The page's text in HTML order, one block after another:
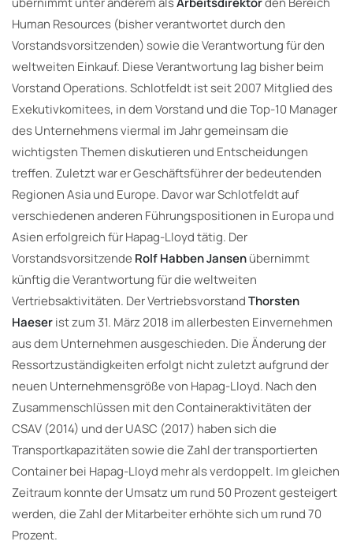
Human Resources (bisher verantwortet durch den
Vorstandsvorsitzenden) sowie die Verantwortung für den
weltweiten Einkauf. Diese Verantwortung lag bisher beim
Vorstand Operations. Schlotfeldt ist seit 2007 Mitglied des
Exekutivkomitees, in dem Vorstand und die Top-10 Manager
des Unternehmens viermal im Jahr gemeinsam die
wichtigsten Themen diskutieren und Entscheidungen
treffen. Zuletzt war er Geschäftsführer der bedeutenden
Regionen Asia und Europe. Davor war Schlotfeldt auf
verschiedenen anderen Führungspositionen in Europa und
Asien erfolgreich für Hapag-Lloyd tätig. Der
Vorstandsvorsitzende Rolf Habben Jansenübernimmt
künftig die Verantwortung für die weltweiten
Vertriebsaktivitäten. Der VertriebsvorstandThorsten
Haeserist zum 31. März 2018 im allerbesten Einvernehmen
aus dem Unternehmen ausgeschieden. Die Änderung der
Ressortzuständigkeiten erfolgt nicht zuletzt aufgrund der
neuen Unternehmensgröße von Hapag-Lloyd. Nach den
Zusammenschlüssen mit den Containeraktivitäten der
CSAV (2014) und der UASC (2017) haben sich die
Transportkapazitäten sowie die Zahl der transportierten
Container bei Hapag-Lloyd mehr als verdoppelt. Im gleichen
Zeitraum konnte der Umsatz um rund 50 Prozent gesteigert
werden, die Zahl der Mitarbeiter erhöhte sich um rund 70
Prozent.